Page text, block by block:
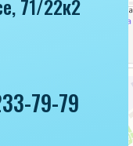
71/22к2
79-79